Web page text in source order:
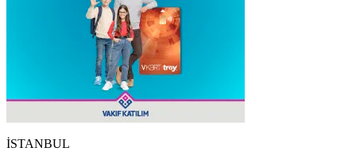
İSTANBUL